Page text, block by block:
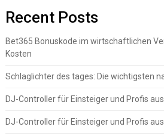
Recent Posts
Bet365 Bonuskode im wirtschaftlichen
Kosten
Schlaglichter des tages: Die wichtigsten
DJ-Controller für Einsteiger und Profis
DJ-Controller für Einsteiger und Profis